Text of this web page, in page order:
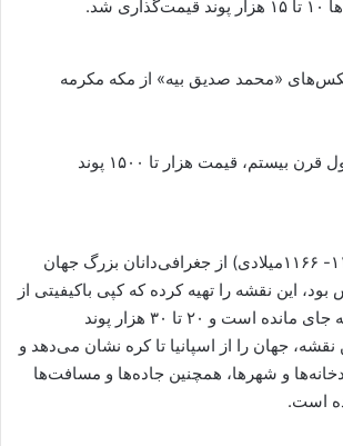
شد.
«محمد صدیق بیه» از مکه مکرمه
بیستم، قیمت هزار تا ۱۵۰۰ پوند
شریف ادریسی (۱۱۰۰- ۱۱۶۶میلادی) از جغرافی‌دانان بزرگ جهان
این نقشه را تهیه کرده که کپی باکیفیتی از
آن از قرن دوازدهم به جای مانده است و ۲۰ تا ۳۰ هزار پوند
جهان را از اسپانیا تا کره نشان می‌دهد و
و شهرها، همچنین جاده‌ها و مسافت‌ها
است.